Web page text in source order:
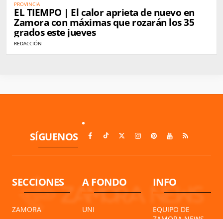
PROVINCIA
EL TIEMPO | El calor aprieta de nuevo en
Zamora con máximas que rozarán los 35
grados este jueves
REDACCIÓN
SÍGUENOS
SECCIONES
ZAMORA
A FONDO
UNI
INFO
EQUIPO DE